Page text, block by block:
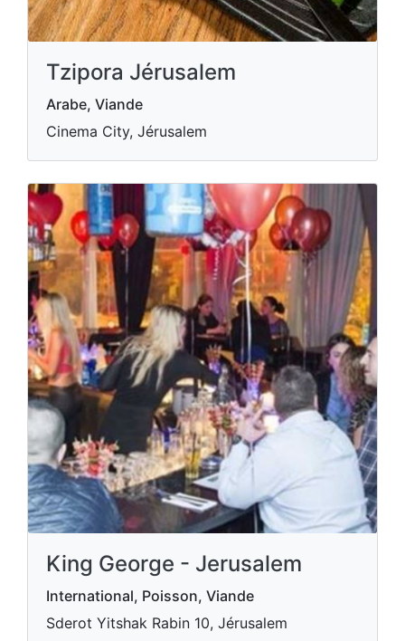
Tzipora Jérusalem
Arabe, Viande
Cinema City, Jérusalem
King George - Jerusalem
International, Poisson, Viande
Sderot Yitshak Rabin 10, Jérusalem